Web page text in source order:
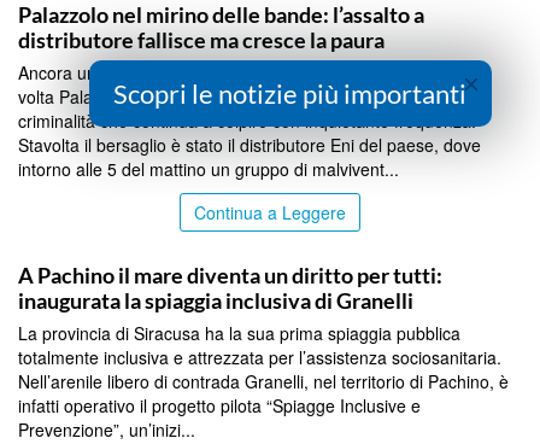
Palazzolo nel mirino delle bande: l’assalto a
distributore fallisce ma cresce la paura
Ancora un assalto. Ancora una banda in azione. E ancora una
volta Palazzolo Acreide si risveglia facendo i conti con una
criminalità che continua a colpire con inquietante frequenza.
Stavolta il bersaglio è stato il distributore Eni del paese, dove
intorno alle 5 del mattino un gruppo di malvivent...
Continua a Leggere
A Pachino il mare diventa un diritto per tutti:
inaugurata la spiaggia inclusiva di Granelli
La provincia di Siracusa ha la sua prima spiaggia pubblica
totalmente inclusiva e attrezzata per l’assistenza sociosanitaria.
Nell’arenile libero di contrada Granelli, nel territorio di Pachino, è
infatti operativo il progetto pilota “Spiagge Inclusive e
Prevenzione”, un’inizi...
×
Scopri le notizie più importanti